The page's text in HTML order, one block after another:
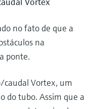
no fato de que a
na
ponte.
caudal Vortex, um
do tubo. Assim que a